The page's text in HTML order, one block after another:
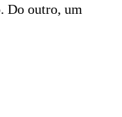
Do outro, um